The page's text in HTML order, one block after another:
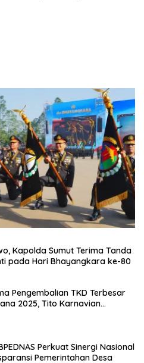
Kapolda Sumut Terima Tanda
pada Hari Bhayangkara ke-80
Pengembalian TKD Terbesar
2025, Tito Karnavian
Perkuat Sinergi Nasional
Pemerintahan Desa